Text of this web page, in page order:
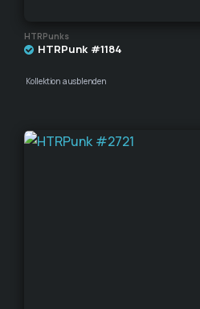
HTRPunks
HTRPunk #1184
Kollektion ausblenden